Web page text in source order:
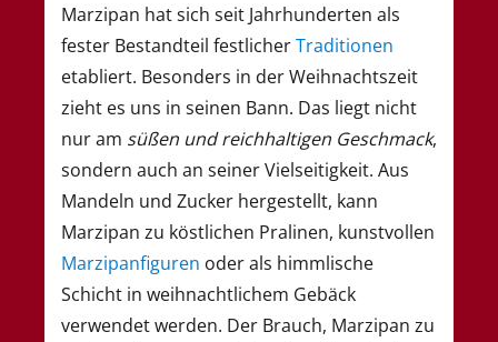
Marzipan hat sich seit Jahrhunderten als
fester Bestandteil festlicherTraditionen
etabliert. Besonders in der Weihnachtszeit
zieht es uns in seinen Bann. Das liegt nicht
nur am süßen und reichhaltigen Geschmack,
sondern auch an seiner Vielseitigkeit. Aus
Mandeln und Zucker hergestellt, kann
Marzipan zu köstlichen Pralinen, kunstvollen
Marzipanfiguren oder als himmlische
Schicht in weihnachtlichem Gebäck
verwendet werden. Der Brauch, Marzipan zu